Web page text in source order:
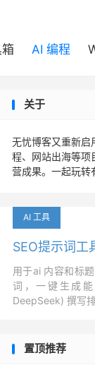
AI 编程
关于
无忧博客又重新启
程、网站出海等项
营成果。一起玩转
AI 工具
SEO提示词工
用于ai 内容和标
词，一键生成能
DeepSeek) 撰写
置顶推荐